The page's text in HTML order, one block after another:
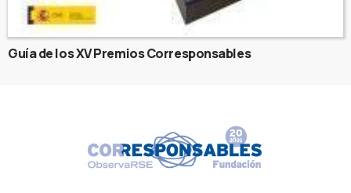
Guía de los XV Premios Corresponsables